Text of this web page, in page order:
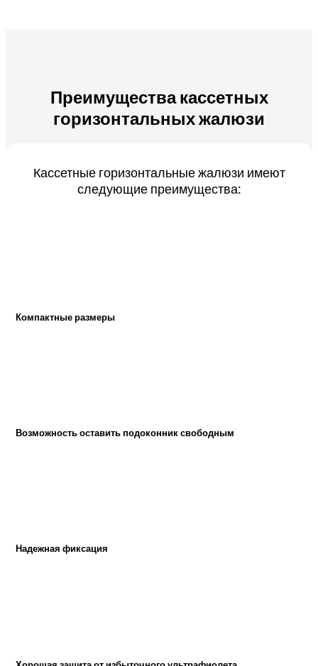
Преимущества кассетных
горизонтальных жалюзи
Кассетные горизонтальные жалюзи имеют
следующие преимущества:
Компактные размеры
Возможность оставить подоконник свободным
Надежная фиксация